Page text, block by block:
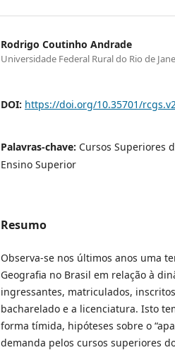
Rodrigo Coutinho Andrade
Universidade Federal Rural do Rio de
DOI: https://doi.org/10.35701/
Palavras-chave: Cursos Superiores
Ensino Superior
Resumo
Observa-se nos últimos anos uma
Geografia no Brasil em relação à
ingressantes, matriculados,
bacharelado e a licenciatura. Isto
forma tímida, hipóteses sobre o
demanda pelos cursos superiores